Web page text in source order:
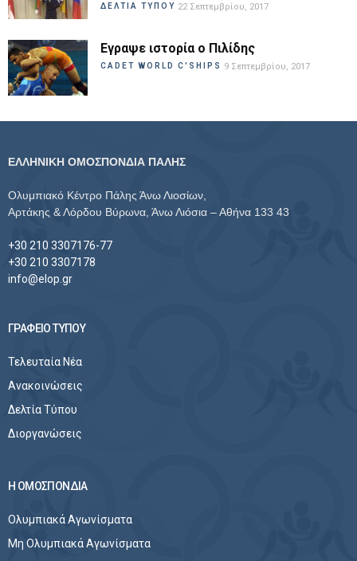
ΔΕΛΤΙΑ ΤΥΠΟΥ 22 Σεπτεμβρίου, 2017
Εγραψε ιστορία ο Πιλίδης
CADET WORLD C'SHIPS 9 Σεπτεμβρίου, 2017
ΕΛΛΗΝΙΚΗ ΟΜΟΣΠΟΝΔΙΑ ΠΑΛΗΣ
Ολυμπιακό Κέντρο Πάλης Άνω Λιοσίων,
Αρτάκης & Λόρδου Βύρωνα, Άνω Λιόσια – Αθήνα 133 43
+30 210 3307176-77
+30 210 3307178
info@elop.gr
ΓΡΑΦΕΙΟ ΤΥΠΟΥ
Τελευταία Νέα
Ανακοινώσεις
Δελτία Τύπου
Διοργανώσεις
Η ΟΜΟΣΠΟΝΔΙΑ
Ολυμπιακά Αγωνίσματα
Μη Ολυμπιακά Αγωνίσματα